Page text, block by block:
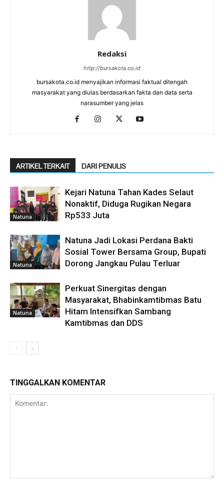
Redaksi
http://bursakota.co.id
bursakota.co.id menyajikan informasi faktual ditengah
masyarakat yang diulas berdasarkan fakta dan data serta
narasumber yang jelas
ARTIKEL TERKAIT DARI PENULIS
Natuna
Kejari Natuna Tahan Kades Selaut
Nonaktif, Diduga Rugikan Negara
Rp533 Juta
Natuna
Natuna Jadi Lokasi Perdana Bakti
Sosial Tower Bersama Group, Bupati
Dorong Jangkau Pulau Terluar
Natuna
Perkuat Sinergitas dengan
Masyarakat, Bhabinkamtibmas Batu
Hitam Intensifkan Sambang
Kamtibmas dan DDS
TINGGALKAN KOMENTAR